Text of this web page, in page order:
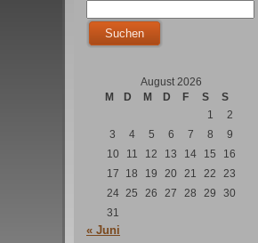
August 2026
M
D M D F S
S
1
2
3
4 5 6 7 8
9
10
11 12 13 14 15
16
17
18 19 20 21 22
23
24 25 26 27 28 29
30
31
« Juni